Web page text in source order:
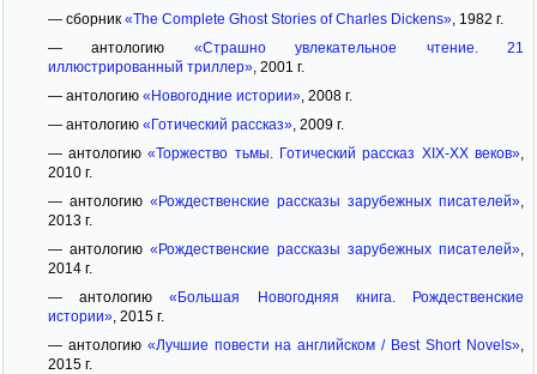
— сборник «The Complete Ghost Stories of Charles Dickens», 1982 г.
— антологию «Страшно увлекательное чтение. 21
иллюстрированный триллер», 2001 г.
— антологию «Новогодние истории», 2008 г.
— антологию «Готический рассказ», 2009 г.
— антологию«Торжество тьмы. Готический рассказ XIX-XX веков»
2010 г.
— антологию «Рождественские рассказы зарубежных писателей»
2013 г.
— антологию «Рождественские рассказы зарубежных писателей»
2014 г.
— антологию«Большая Новогодняя книга. Рождественские
истории», 2015 г.
— антологию «Лучшие повести на английском / Best Short Novels»
2015 г.